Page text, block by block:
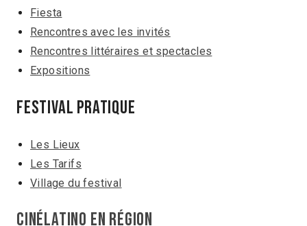
Fiesta
Rencontres avec les invités
Rencontres littéraires et spectacles
Expositions
Festival pratique
Les Lieux
Les Tarifs
Village du festival
Cinélatino en région